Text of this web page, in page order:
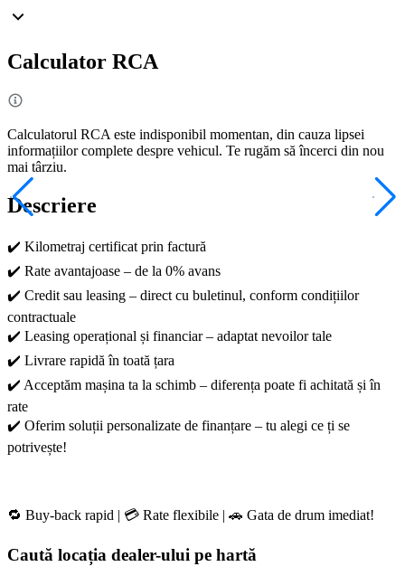
Calculator RCA
Calculatorul RCA este indisponibil momentan, din cauza lipsei
informațiilor complete despre vehicul. Te rugăm să încerci din nou
mai târziu.
Descriere
✔️ Kilometraj certificat prin factură
✔️ Rate avantajoase – de la 0% avans
✔️ Credit sau leasing – direct cu buletinul, conform condițiilor
contractuale
✔️ Leasing operațional și financiar – adaptat nevoilor tale
✔️ Livrare rapidă în toată țara
✔️ Acceptăm mașina ta la schimb – diferența poate fi achitată și în
rate
✔️ Oferim soluții personalizate de finanțare – tu alegi ce ți se
potrivește!
🔁 Buy-back rapid | 💳 Rate flexibile | 🚗 Gata de drum imediat!
Caută locația dealer-ului pe hartă